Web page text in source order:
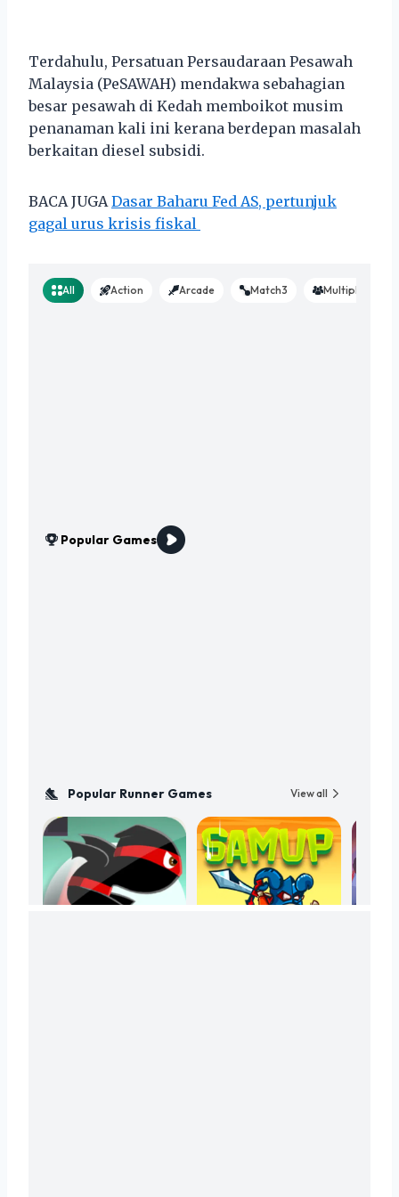
Terdahulu, Persatuan Persaudaraan Pesawah
Malaysia (PeSAWAH) mendakwa sebahagian
besar pesawah di Kedah memboikot musim
penanaman kali ini kerana berdepan masalah
berkaitan diesel subsidi.
BACA JUGA Dasar Baharu Fed AS, pertunjuk
gagal urus krisis fiskal